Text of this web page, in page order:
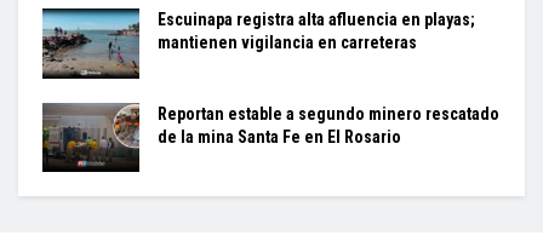
Escuinapa registra alta afluencia en playas;
mantienen vigilancia en carreteras
Reportan estable a segundo minero rescatado
de la mina Santa Fe en El Rosario